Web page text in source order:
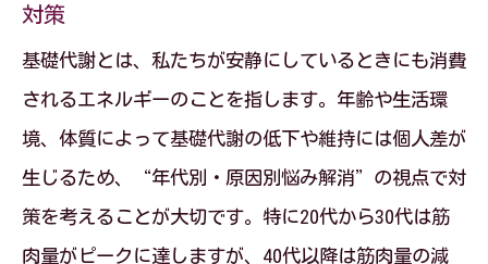
対策
基礎代謝とは、私たちが安静にしているときにも消費
されるエネルギーのことを指します。年齢や生活環
境、体質によって基礎代謝の低下や維持には個人差が
生じるため、“年代別・原因別悩み解消”の視点で対
策を考えることが大切です。特に20代から30代は筋
肉量がピークに達しますが、40代以降は筋肉量の減